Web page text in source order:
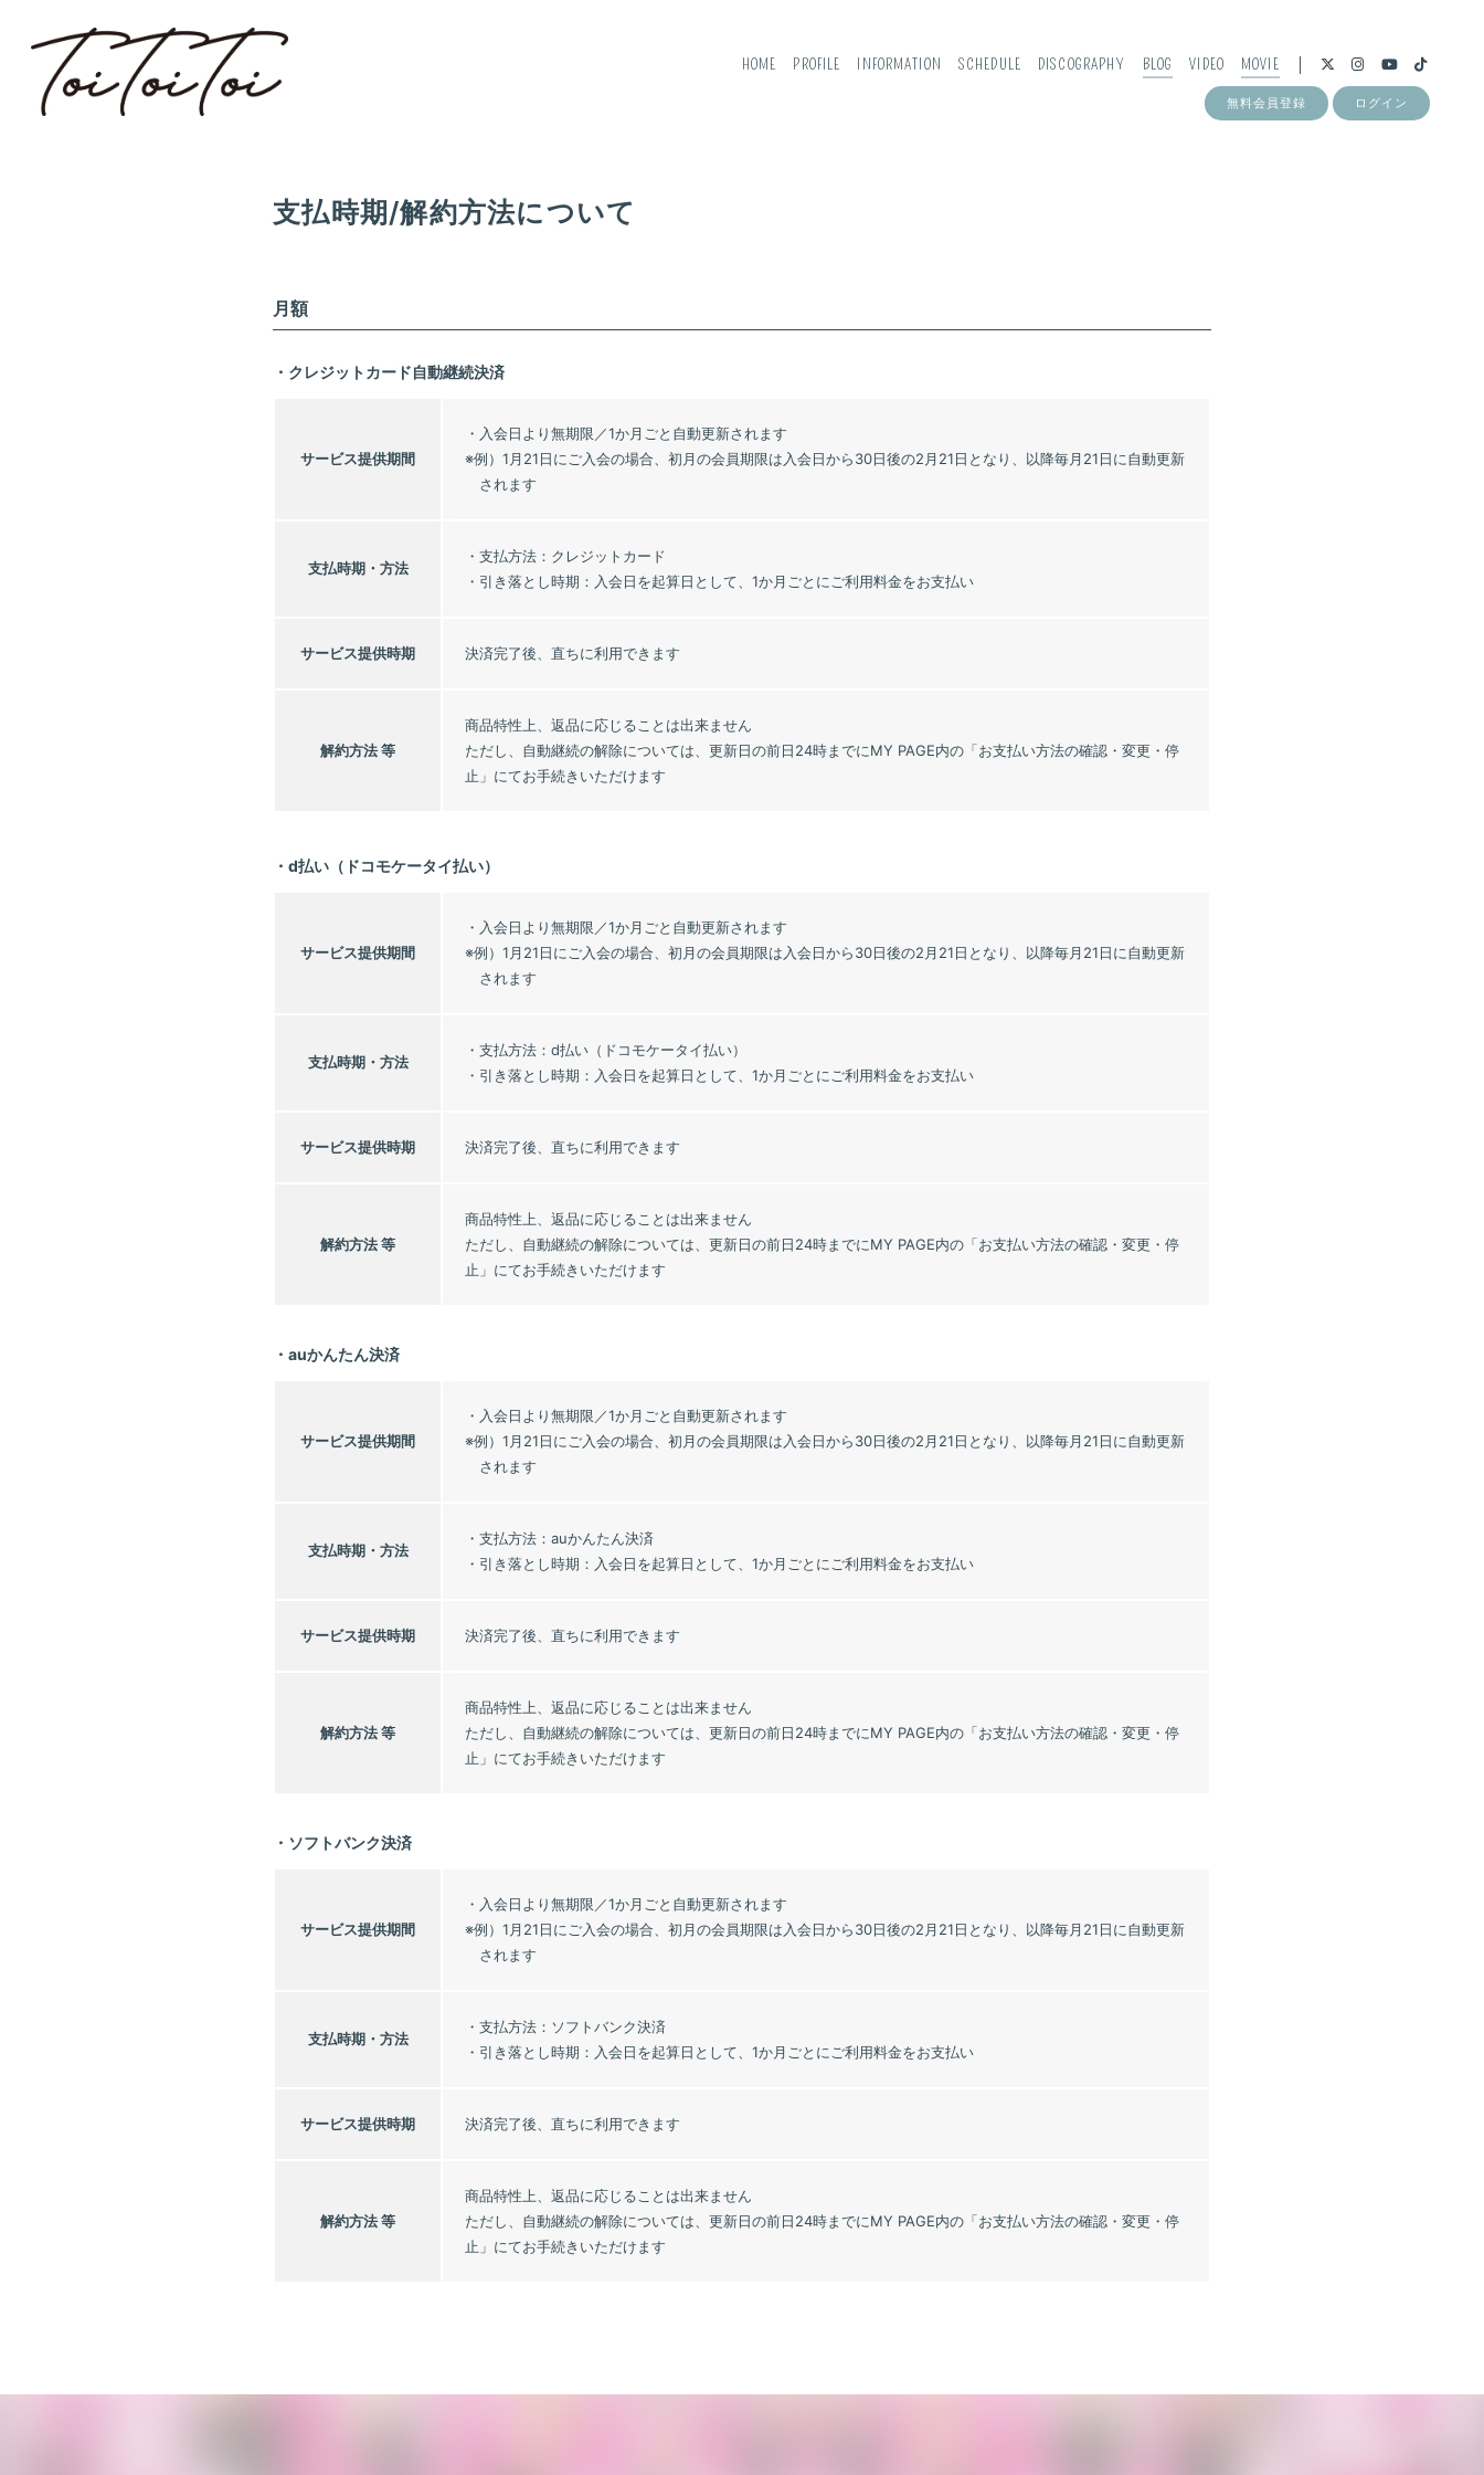
HOME PROFILE INFORMATION SCHEDULE DISCOGRAPHY BLOG VIDEO MOVIE
無料会員登録 ログイン
支払時期/解約方法について
月額
・クレジットカード自動継続決済
サービス提供期間
・入会日より無期限／1か月ごと自動更新されます
※例）1月21日にご入会の場合、初月の会員期限は入会日から30日後の2月21日となり、以降毎月21日に自動更新
されます
支払時期・ 方法
・支払方法：クレジットカード
・引き落とし時期：入会日を起算日として、1か月ごとにご利用料金をお支払い
サービス提供時期 決済完了後、直ちに利用できます
解約方法 等
商品特性上、返品に応じることは出来ません
ただし、自動継続の解除については、更新日の前日24時までにMY PAGE内の「お支払い方法の確認・変更・停
止」にてお手続きいただけます
・d払い（ドコモケータイ払い）
サービス提供期間
・入会日より無期限／1か月ごと自動更新されます
※例）1月21日にご入会の場合、初月の会員期限は入会日から30日後の2月21日となり、以降毎月21日に自動更新
されます
支払時期・ 方法
・支払方法：d払い（ドコモケータイ払い）
・引き落とし時期：入会日を起算日として、1か月ごとにご利用料金をお支払い
サービス提供時期 決済完了後、直ちに利用できます
解約方法 等
商品特性上、返品に応じることは出来ません
ただし、自動継続の解除については、更新日の前日24時までにMY PAGE内の「お支払い方法の確認・変更・停
止」にてお手続きいただけます
・auかんたん決済
サービス提供期間
・入会日より無期限／1か月ごと自動更新されます
※例）1月21日にご入会の場合、初月の会員期限は入会日から30日後の2月21日となり、以降毎月21日に自動更新
されます
支払時期・ 方法
・支払方法：auかんたん決済
・引き落とし時期：入会日を起算日として、1か月ごとにご利用料金をお支払い
サービス提供時期 決済完了後、直ちに利用できます
解約方法 等
商品特性上、返品に応じることは出来ません
ただし、自動継続の解除については、更新日の前日24時までにMY PAGE内の「お支払い方法の確認・変更・停
止」にてお手続きいただけます
・ソフトバンク決済
サービス提供期間
・入会日より無期限／1か月ごと自動更新されます
※例）1月21日にご入会の場合、初月の会員期限は入会日から30日後の2月21日となり、以降毎月21日に自動更新
されます
支払時期・ 方法
・支払方法：ソフトバンク決済
・引き落とし時期：入会日を起算日として、1か月ごとにご利用料金をお支払い
サービス提供時期 決済完了後、直ちに利用できます
解約方法 等
商品特性上、返品に応じることは出来ません
ただし、自動継続の解除については、更新日の前日24時までにMY PAGE内の「お支払い方法の確認・変更・停
止」にてお手続きいただけます